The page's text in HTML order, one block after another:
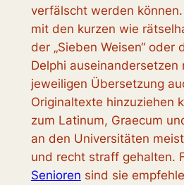
verfälscht werden
mit den kurzen wie
der „Sieben Weisen“ oder
Delphi auseinandersetzen
jeweiligen Übersetzung
Originaltexte hinzuziehen
zum Latinum, Graecum
an den Universitäten
und recht straff gehalten.
Senioren sind sie